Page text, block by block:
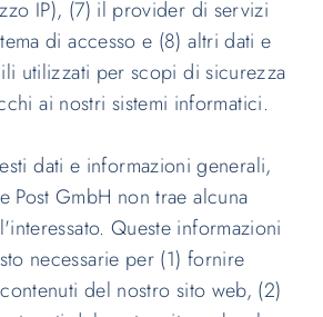
IP), (7) il provider di servizi
di accesso e (8) altri dati e
utilizzati per scopi di sicurezza
ai nostri sistemi informatici.
dati e informazioni generali,
Post GmbH non trae alcuna
Queste informazioni
necessarie per (1) fornire
del nostro sito web, (2)